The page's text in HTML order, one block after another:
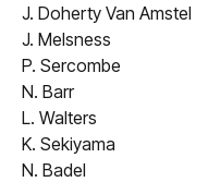
J. Doherty Van Amstel
J. Melsness
P. Sercombe
N. Barr
L. Walters
K. Sekiyama
N. Badel